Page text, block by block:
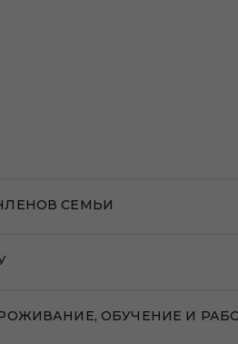
СЕМЬИ
ОБУЧЕНИЕ И